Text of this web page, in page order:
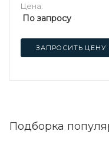
Цена:
По запросу
ЗАПРОСИТЬ ЦЕНУ
Подборка